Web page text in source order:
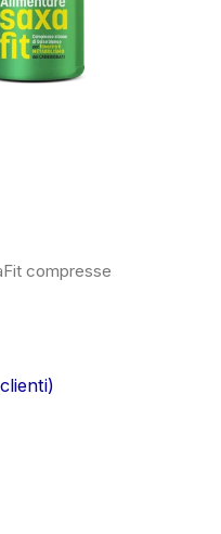
compresse